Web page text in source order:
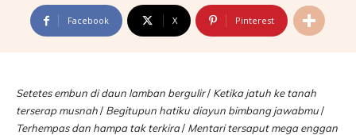
Facebook X Pinterest
Setetes embun di daun lamban bergulir/ Ketika jatuh ke tanah
terserap musnah/ Begitupun hatiku diayun bimbang jawabmu/
Terhempas dan hampa tak terkira/ Mentari tersaput mega enggan